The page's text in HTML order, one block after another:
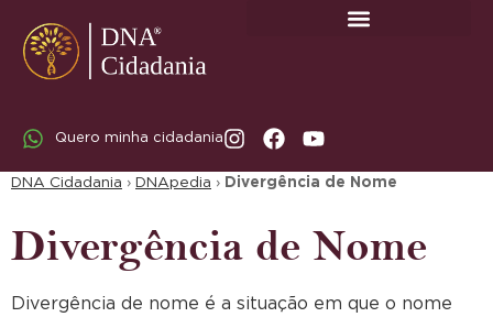
Quero minha cidadania
DNA Cidadania › DNApedia › Divergência de Nome
Divergência de Nome
Divergência de nome é a situação em que o nome